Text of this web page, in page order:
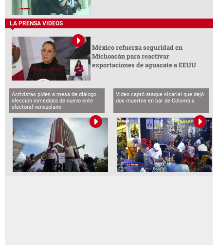
LA PRENSA VIDEOS
México refuerza seguridad en
Michoacán para reactivar
exportaciones de aguacate a EEUU
Activistas piden a mesa de diálogo
elección inmediata de nuevo ente
electoral venezolano
Video captó ataque sicarial que dejó
dos muertos en bar de Colombia